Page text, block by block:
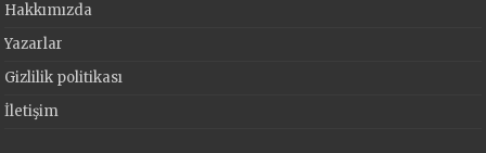
Hakkımızda
Yazarlar
Gizlilik politikası
İletişim